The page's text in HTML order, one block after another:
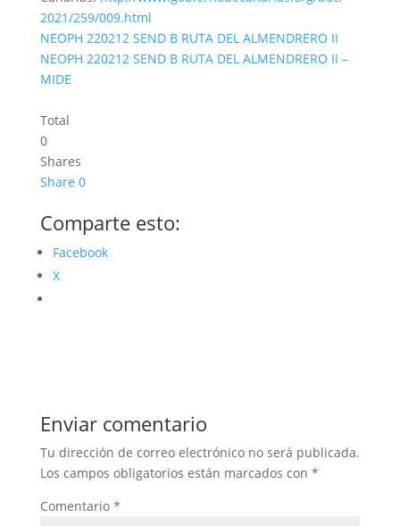
2021/259/009.html
NEOPH 220212 SEND B RUTA DEL ALMENDRERO II
NEOPH 220212 SEND B RUTA DEL ALMENDRERO II –
MIDE
Total
0
Shares
Share 0
Comparte esto:
Facebook
X
Enviar comentario
Tu dirección de correo electrónico no será publicada.
Los campos obligatorios están marcados con *
Comentario *